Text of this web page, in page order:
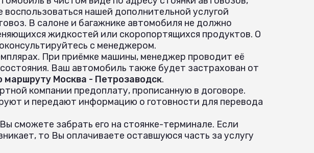
нашей дополнительной услугой
В салоне и багажнике автомобиля не должно
жидкостей или скоропортящихся продуктов. О
с менеджером.
При приёмке машины, менеджер проводит её
Ваш автомобиль также будет застрахован от
маршруту Москва - Петрозаводск.
компании предоплату, прописанную в договоре.
и передают информацию о готовности для перевода
сможете забрать его на стоянке-терминале. Если
то Вы оплачиваете оставшуюся часть за услугу